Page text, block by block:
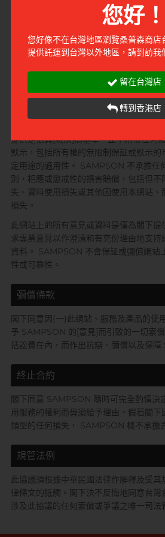
此網站只意圖供給所有實質地位於中華民
一切條款、條件、細節、保証、彌償、邀
網而供應、電話通訊、電視或電台廣播，
訊，均意圖為所有實質地位於中華民國的
的規管法例。
免責聲明
提供是依其[現狀]為基準，並不附帶任何
默示，包括所有權的無限制保証或默示
定用途的適用性。 SAMPSON 不承擔任
別，相應或懲戒性的損害賠償，包括但
失、資料使用損失或其他因使用本網站
損失。
此網站上的所有意見或資料是僅為閣下
求專業意見以作澄清和有充份理由地支
資料。 SAMPSON 不會保証或彌償網站
性或可靠性。
彌償條款
閣下同意因(一)此網站、服務及產品的使
予 SAMPSON 的[意見]而引致的一切索
括訟費在內，而作出抗辯、彌償以及保障
終止合約
閣下同意 SAMPSON 隨時可完全酌情決
用服務的權利而毋須給予理由。假若閣
類型的任何損失， SAMPSON 概不承擔
規管法例
此協議須根據中華民國法律作解釋及受
律條文的抵觸。閣下決不反悔地同意台
涉及此協議的任何索償或爭議之唯一司法
您好！
您好像不在台灣地區瀏覽桑普森商店
提供託運到台灣以外地區，請到訪我
留在台灣店
轉到香港店